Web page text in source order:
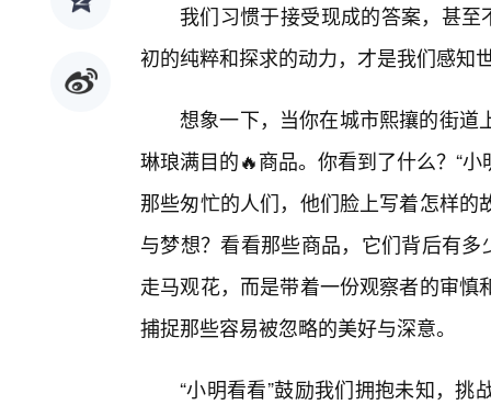
我们习惯于接受现成的答案，甚至
初的纯粹和探求的动力，才是我们感知
想象一下，当你在城市熙攘的街道
琳琅满目的🔥商品。你看到了什么？“
那些匆忙的人们，他们脸上写着怎样
与梦想？看看那些商品，它们背后有
走马观花，而是带着一份观察者的审
捕捉那些容易被忽略的美好与深意。
“小明看看”鼓励我们拥抱未知，